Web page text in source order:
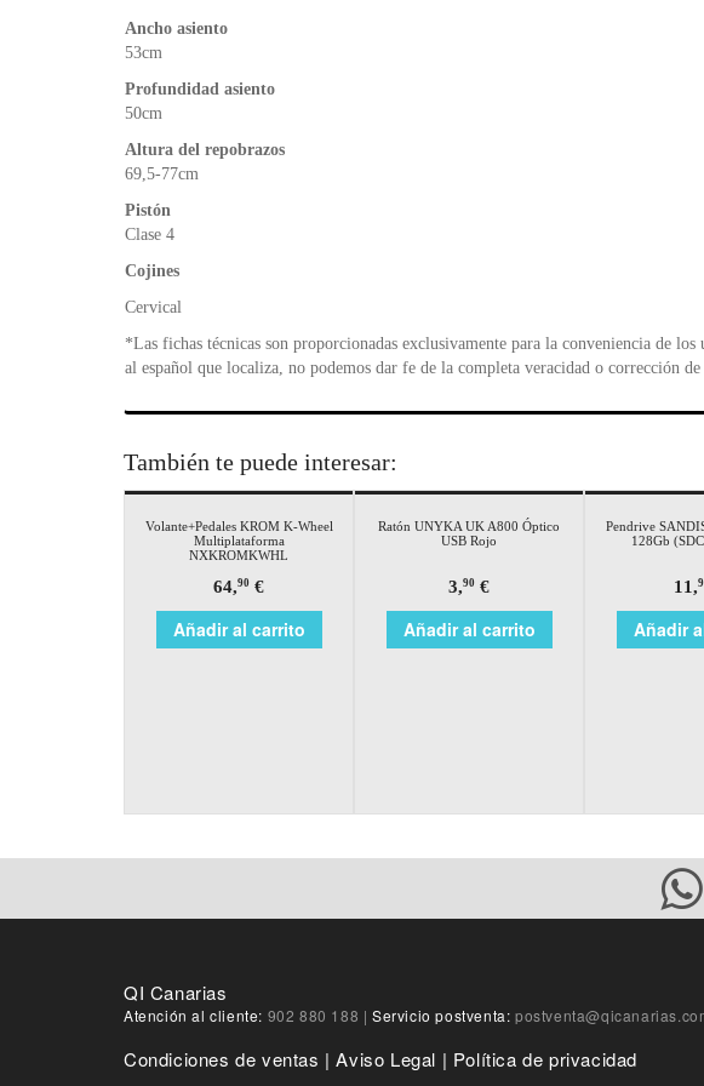
Ancho asiento
53cm
Profundidad asiento
50cm
Altura del repobrazos
69,5-77cm
Pistón
Clase 4
Cojines
Cervical
*Las fichas técnicas son proporcionadas exclusivamente para la conveniencia de
al español que localiza, no podemos dar fe de la completa veracidad o corrección de
También te puede interesar:
Volante+Pedales KROM K-Wheel
Multiplataforma
NXKROMKWHL
64,90 €
Añadir al carrito
Ratón UNYKA UK A800 Óptico
USB Rojo
3,90 €
Añadir al carrito
Pendrive
128Gb
11,
Añadir
QI Canarias
Atención al cliente: 902 880 188 | Servicio postventa:
Condiciones de ventas |Aviso Legal | Política de privacidad